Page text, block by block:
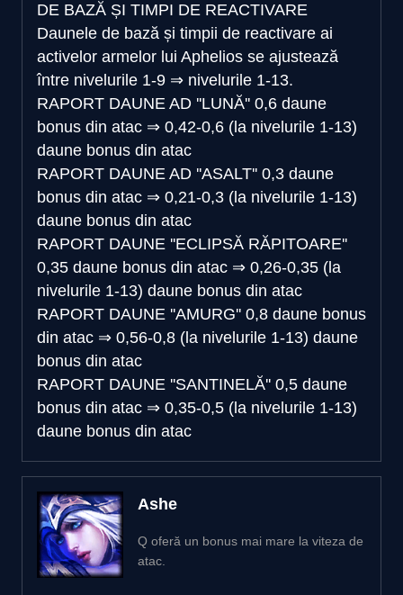
DE BAZĂ ȘI TIMPI DE REACTIVARE
Daunele de bază și timpii de reactivare ai
activelor armelor lui Aphelios se ajustează
între nivelurile 1-9 ⇒ nivelurile 1-13.
RAPORT DAUNE AD ''LUNĂ'' 0,6 daune
bonus din atac ⇒ 0,42-0,6 (la nivelurile 1-13)
daune bonus din atac
RAPORT DAUNE AD ''ASALT'' 0,3 daune
bonus din atac ⇒ 0,21-0,3 (la nivelurile 1-13)
daune bonus din atac
RAPORT DAUNE ''ECLIPSĂ RĂPITOARE''
0,35 daune bonus din atac ⇒ 0,26-0,35 (la
nivelurile 1-13) daune bonus din atac
RAPORT DAUNE ''AMURG'' 0,8 daune bonus
din atac ⇒ 0,56-0,8 (la nivelurile 1-13) daune
bonus din atac
RAPORT DAUNE ''SANTINELĂ'' 0,5 daune
bonus din atac ⇒ 0,35-0,5 (la nivelurile 1-13)
daune bonus din atac
Ashe
Q oferă un bonus mai mare la viteza de
atac.